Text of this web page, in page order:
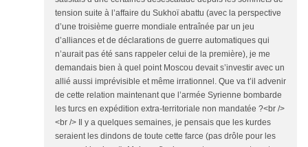
tension suite à l’affaire du Sukhoï abattu (avec la perspective
d’une troisième guerre mondiale entraînée par un jeu
d’alliances et de déclarations de guerre automatiques qui
n’aurait pas été sans rappeler celui de la première), je me
demandais bien à quel point Moscou devait s’investir avec un
allié aussi imprévisible et même irrationnel. Que va t’il advenir
de cette relation maintenant que l’armée Syrienne bombarde
les turcs en expédition extra-territoriale non mandatée ?<br />
<br /> Il y a quelques semaines, je pensais que les kurdes
seraient les dindons de toute cette farce (pas drôle pour les